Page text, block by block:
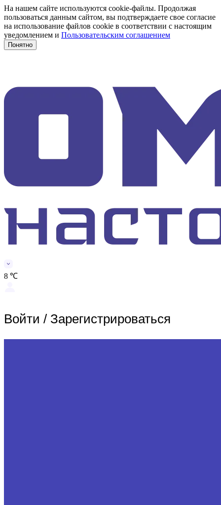
На нашем сайте используются cookie-файлы. Продолжая
пользоваться данным сайтом, вы подтверждаете свое согласие
на использование файлов cookie в соответствии с настоящим
уведомлением и Пользовательским соглашением
Понятно
8 ℃
Войти / Зарегистрироваться